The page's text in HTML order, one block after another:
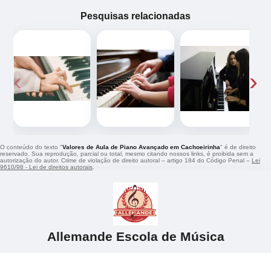
Pesquisas relacionadas
‹ ›
O conteúdo do texto "Valores de Aula de Piano Avançado em Cachoeirinha" é de direito
reservado. Sua reprodução, parcial ou total, mesmo citando nossos links, é proibida sem a
autorização do autor. Crime de violação de direito autoral – artigo 184 do Código Penal – Lei
9610/98 - Lei de direitos autorais
Allemande Escola de Música